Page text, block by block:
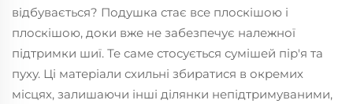
відбувається? Подушка стає все плоскішою і
плоскішою, доки вже не забезпечує належної
підтримки шиї. Те саме стосується сумішей пір'я та
пуху. Ці матеріали схильні збиратися в окремих
місцях, залишаючи інші ділянки непідтримуваними,